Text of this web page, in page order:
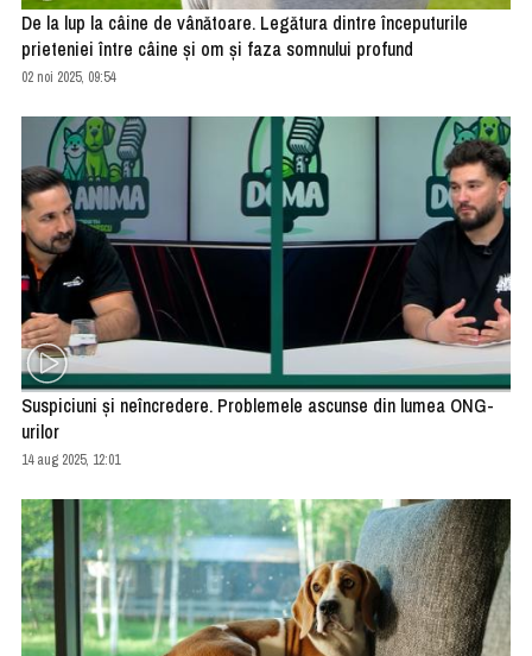
De la lup la câine de vânătoare. Legătura dintre începuturile
prieteniei între câine și om și faza somnului profund
02 noi 2025, 09:54
Suspiciuni și neîncredere. Problemele ascunse din lumea ONG-
urilor
14 aug 2025, 12:01